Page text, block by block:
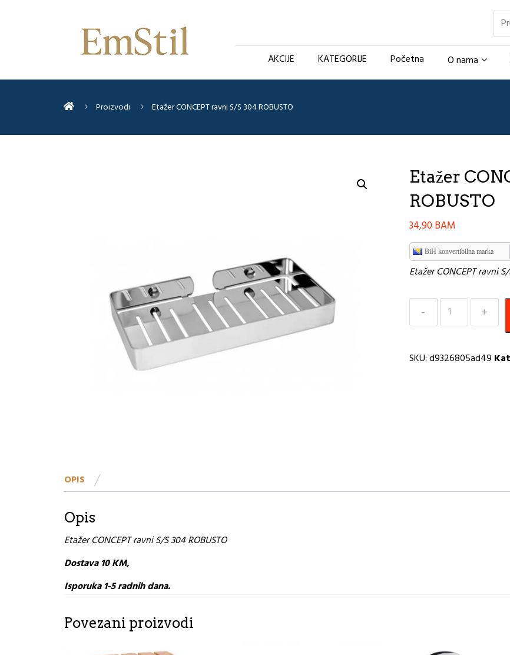
AKCIJE KATEGORIJE Početna O nama
Proizvodi Etažer CONCEPT ravni S/S 304 ROBUSTO
Etažer
ROBUSTO
34,90 BAM
BiH konvertibilna marka
Etažer CONCEPT ravni
Etažer
CONCEPT
304
SKU:d9326805ad49
OPIS
Opis
Etažer CONCEPT ravni S/S 304 ROBUSTO
Dostava 10 KM,
Isporuka 1-5 radnih dana.
Povezani proizvodi